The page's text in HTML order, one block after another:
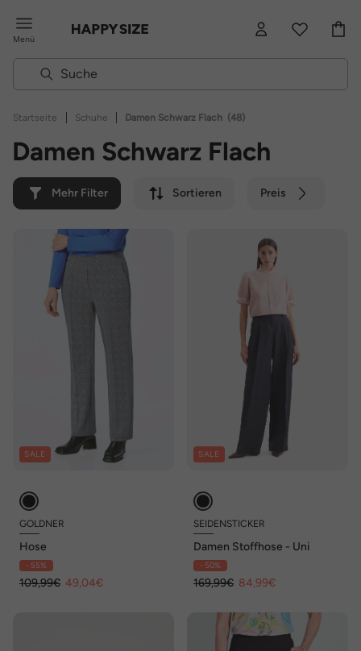
Menü
Startseite | Schuhe | Damen Schwarz Flach (48)
Damen Schwarz Flach
Mehr Filter Sortieren Preis
SALE
GOLDNER
Hose
- 55%
109,99€ 49,04€
SALE
SEIDENSTICKER
Damen Stoffhose - Uni
- 50%
169,99€ 84,99€